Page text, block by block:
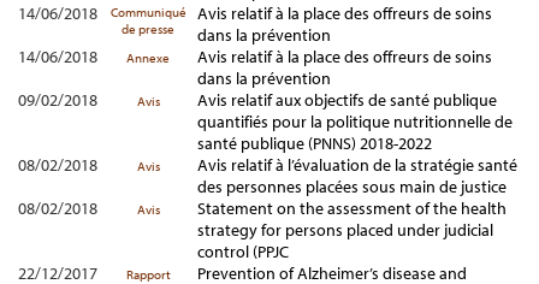
14/06/2018
Communiqué
de presse
Avis relatif à la place des offreurs de soins
dans la prévention
14/06/2018
Annexe
Avis relatif à la place des offreurs de soins
dans la prévention
09/02/2018
Avis
Avis relatif aux objectifs de santé publique
quantifiés pour la politique nutritionnelle de
santé publique (PNNS) 2018-2022
08/02/2018
Avis
Avis relatif à l’évaluation de la stratégie santé
des personnes placées sous main de justice
08/02/2018
Avis
Statement on the assessment of the health
strategy for persons placed under judicial
control (PPJC
22/12/2017
Rapport
Prevention of Alzheimer’s disease and